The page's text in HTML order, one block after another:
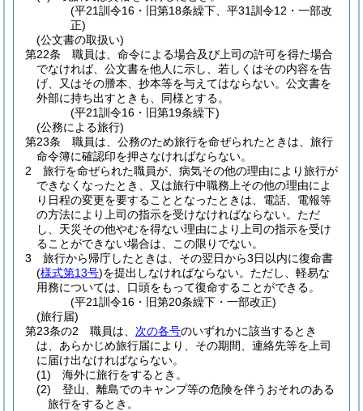
(平21訓令16・旧第18条繰下、平31訓令12・一部改
正)
(公文書の取扱い)
第22条
職員は、命令による場合及び上司の許可を得た場合
でなければ、公文書を他人に示し、若しくはその内容を告
げ、又はその謄本、抄本等を与えてはならない。 公文書を
外部に持ち出すときも、同様とする。
(平21訓令16・旧第19条繰下)
(公務による旅行)
第23条
職員は、公務のため旅行を命ぜられたときは、旅行
命令簿に確認印を押さなければならない。
2
旅行を命ぜられた職員が、病気その他の理由により旅行が
できなくなったとき、又は旅行中職務上その他の理由によ
り日程の変更を要することとなったときは、電話、電報等
の方法により上司の指示を受けなければならない。 ただ
し、天災その他やむを得ない理由により上司の指示を受け
ることができない場合は、この限りでない。
3
旅行から帰庁したときは、その翌日から3日以内に復命書
(様式第13号)を提出しなければならない。 ただし、軽易な
用務については、口頭をもって復命することができる。
(平21訓令16・旧第20条繰下・一部改正)
(旅行届)
第23条の2
職員は、 次の各号のいずれかに該当するとき
は、あらかじめ旅行届により、その期間、連絡先等を上司
に届け出なければならない。
(1)
海外に旅行をするとき。
(2)
登山、離島でのキャンプ等の危険を伴うおそれのある
旅行をするとき。